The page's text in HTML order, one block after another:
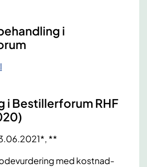
i
i Bestillerforum RHF
**
med kostnad-